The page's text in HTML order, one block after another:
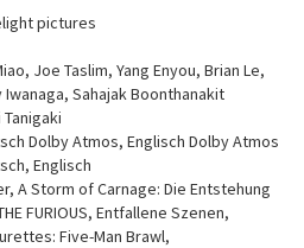
pictures
Joe Taslim, Yang Enyou, Brian Le,
Iwanaga, Sahajak Boonthanakit
Tanigaki
Dolby Atmos, Englisch Dolby Atmos
Englisch
A Storm of Carnage: Die Entstehung
FURIOUS, Entfallene Szenen,
Five-Man Brawl,